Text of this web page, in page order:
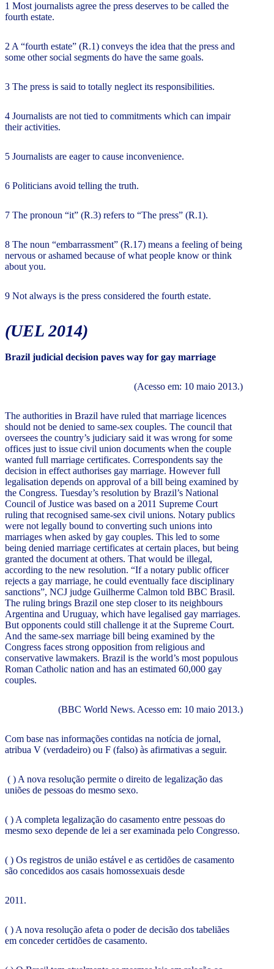
1 Most journalists agree the press deserves to be called the
fourth estate.
2 A “fourth estate” (R.1) conveys the idea that the press and
some other social segments do have the same goals.
3 The press is said to totally neglect its responsibilities.
4 Journalists are not tied to commitments which can impair
their activities.
5 Journalists are eager to cause inconvenience.
6 Politicians avoid telling the truth.
7 The pronoun “it” (R.3) refers to “The press” (R.1).
8 The noun “embarrassment” (R.17) means a feeling of being
nervous or ashamed because of what people know or think
about you.
9 Not always is the press considered the fourth estate.
(UEL 2014)
Brazil judicial decision paves way for gay marriage
(Acesso em: 10 maio 2013.)
The authorities in Brazil have ruled that marriage licences
should not be denied to same-sex couples. The council that
oversees the country’s judiciary said it was wrong for some
offices just to issue civil union documents when the couple
wanted full marriage certificates. Correspondents say the
decision in effect authorises gay marriage. However full
legalisation depends on approval of a bill being examined by
the Congress. Tuesday’s resolution by Brazil’s National
Council of Justice was based on a 2011 Supreme Court
ruling that recognised same-sex civil unions. Notary publics
were not legally bound to converting such unions into
marriages when asked by gay couples. This led to some
being denied marriage certificates at certain places, but being
granted the document at others. That would be illegal,
according to the new resolution. “If a notary public officer
rejects a gay marriage, he could eventually face disciplinary
sanctions”, NCJ judge Guilherme Calmon told BBC Brasil.
The ruling brings Brazil one step closer to its neighbours
Argentina and Uruguay, which have legalised gay marriages.
But opponents could still challenge it at the Supreme Court.
And the same-sex marriage bill being examined by the
Congress faces strong opposition from religious and
conservative lawmakers. Brazil is the world’s most populous
Roman Catholic nation and has an estimated 60,000 gay
couples.
(BBC World News. Acesso em: 10 maio 2013.)
Com base nas informações contidas na notícia de jornal,
atribua V (verdadeiro) ou F (falso) às afirmativas a seguir.
( ) A nova resolução permite o direito de legalização das
uniões de pessoas do mesmo sexo.
( ) A completa legalização do casamento entre pessoas do
mesmo sexo depende de lei a ser examinada pelo Congresso.
( ) Os registros de união estável e as certidões de casamento
são concedidos aos casais homossexuais desde
2011.
( ) A nova resolução afeta o poder de decisão dos tabeliães
em conceder certidões de casamento.